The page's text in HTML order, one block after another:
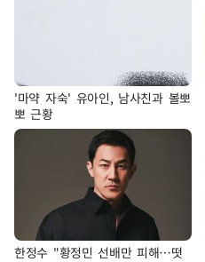
'마약 자숙' 유아인, 남사친과 볼뽀
뽀 근황
한정수 "황정민 선배만 피해…떳